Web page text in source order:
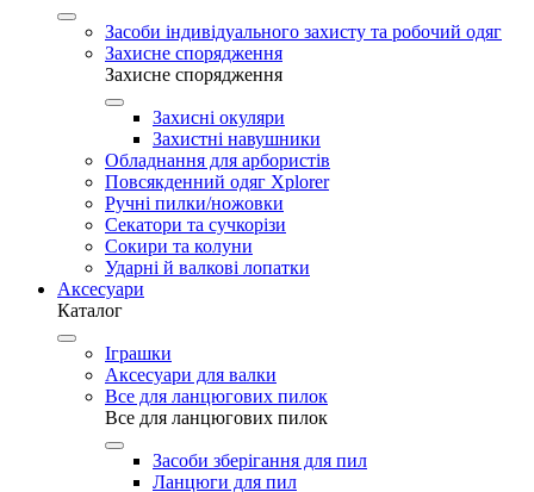
Засоби індивідуального захисту та робочий одяг
Захисне спорядження
Захисне спорядження
Захисні окуляри
Захистні навушники
Обладнання для арбористів
Повсякденний одяг Xplorer
Ручні пилки/ножовки
Секатори та сучкорізи
Сокири та колуни
Ударні й валкові лопатки
Аксесуари
Каталог
Іграшки
Аксесуари для валки
Все для ланцюгових пилок
Все для ланцюгових пилок
Засоби зберігання для пил
Ланцюги для пил